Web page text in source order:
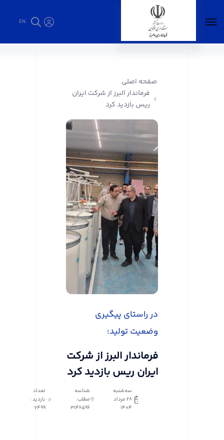
EN
صفحه اصلی
فرماندار البرز از شرکت ایران
ریس بازدید کرد
در راستای پیگیری
وضعیت تولید؛
فرماندار البرز از شرکت
ایران ریس بازدید کرد
سه‌شنبه
28 مرداد
1404
شناسه
مطلب:
3146596
تعداد
بازدید :
7499